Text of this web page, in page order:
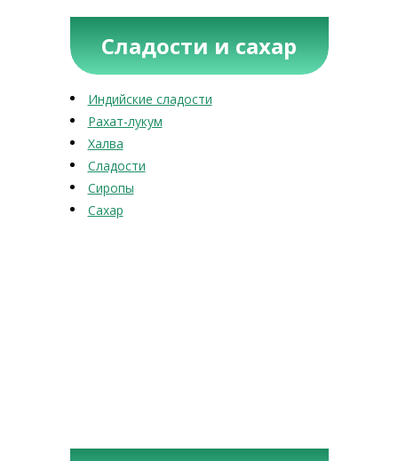
Сладости и сахар
Индийские сладости
Рахат-лукум
Халва
Сладости
Сиропы
Сахар